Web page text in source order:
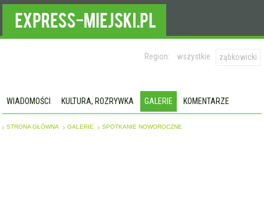
Region: wszystkie ząbkowicki
WIADOMOŚCI KULTURA, ROZRYWKA GALERIE KOMENTARZE
STRONA GŁÓWNA GALERIE SPOTKANIE NOWOROCZNE